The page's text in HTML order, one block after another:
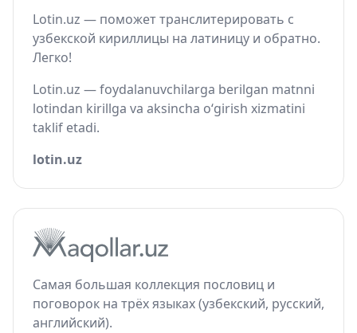
Lotin.uz — поможет транслитерировать с
узбекской кириллицы на латиницу и обратно.
Легко!
Lotin.uz — foydalanuvchilarga berilgan matnni
lotindan kirillga va aksincha o‘girish xizmatini
taklif etadi.
lotin.uz
Самая большая коллекция пословиц и
поговорок на трёх языках (узбекский, русский,
английский).